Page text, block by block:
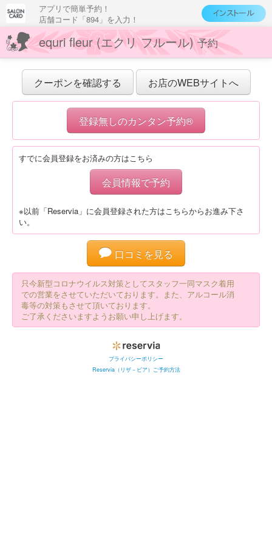
アプリで簡単予約！
店舗コード「894」を入力！
equri fleur (エクリ フルール)予約
クーポンを確認する お店のWEBサイトへ
登録無しのカンタン予約®
すでに会員登録をお済みの方はこちら
会員情報で予約
※以前「Reservia」に会員登録された方はこちらからお進み下さ
い。
口コミを見る
只今新型コロナウイルス対策としてスタッフ一同マスク着用
での営業をさせていただいております。また、アルコール消
毒等の対策もさせて頂いております。
ご了承くださいますようお願い申し上げます。
プライバシーポリシー
Reservia（リザ－ビア）ご予約方法